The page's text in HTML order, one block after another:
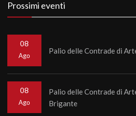
Prossimi eventi
08
Ago
Palio delle Contrade di
08
Ago
Palio delle Contrade di
Brigante